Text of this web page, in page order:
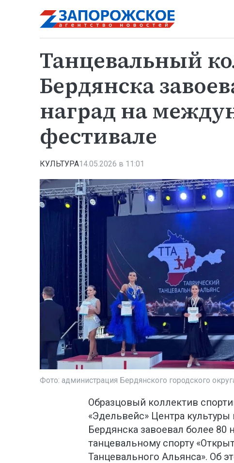
Танцевальный
Бердянска
наград на
фестивале
КУЛЬТУРА14.05.2026 в 11:01
Фото: администрация Бердянского городского
Образцовый коллектив
«Эдельвейс» Центра
Бердянска завоевал более 80
танцевальному спорту
Танцевального Альянса». Об